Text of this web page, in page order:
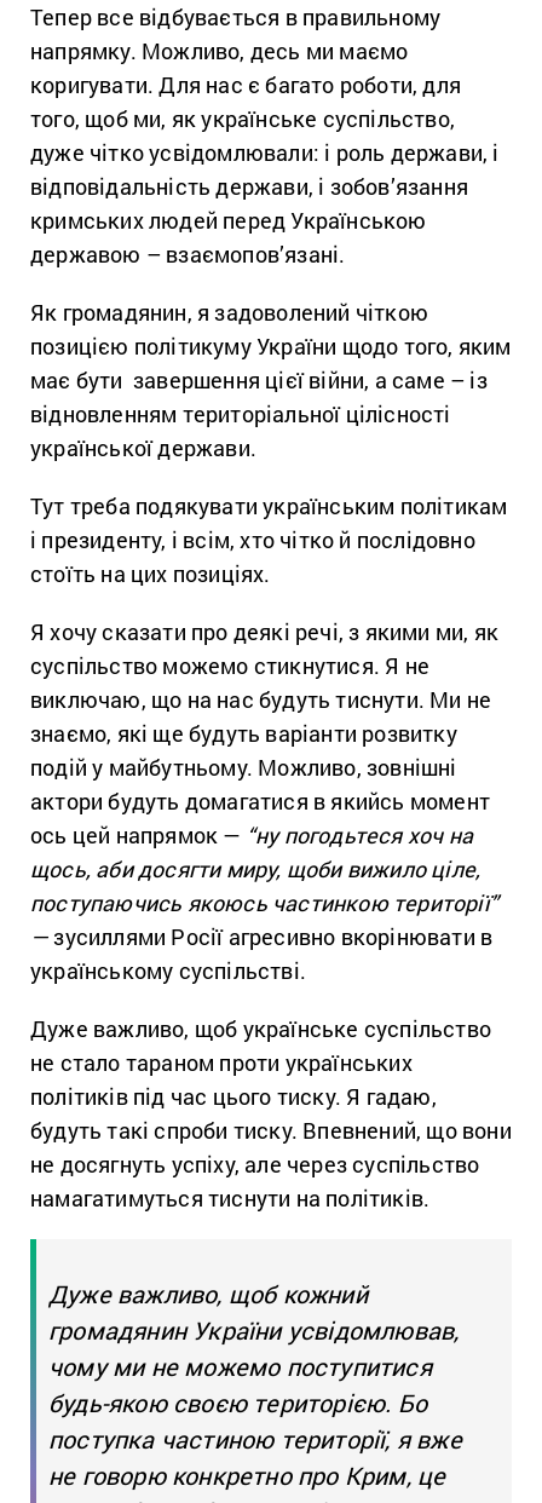
Тепер все відбувається в правильному
напрямку. Можливо, десь ми маємо
коригувати. Для нас є багато роботи, для
того, щоб ми, як українське суспільство,
дуже чітко усвідомлювали: і роль держави, і
відповідальність держави, і зобов’язання
кримських людей перед Українською
державою – взаємопов’язані.
Як громадянин, я задоволений чіткою
позицією політикуму України щодо того, яким
має бути завершення цієї війни, а саме – із
відновленням територіальної цілісності
української держави.
Тут треба подякувати українським політикам
і президенту, і всім, хто чітко й послідовно
стоїть на цих позиціях.
Я хочу сказати про деякі речі, з якими ми, як
суспільство можемо стикнутися. Я не
виключаю, що на нас будуть тиснути. Ми не
знаємо, які ще будуть варіанти розвитку
подій у майбутньому. Можливо, зовнішні
актори будуть домагатися в якийсь момент
ось цей напрямок — “ну погодьтеся хоч на
щось, аби досягти миру, щоби вижило ціле,
поступаючись якоюсь частинкою території”
—зусиллями Росії агресивно вкорінювати в
українському суспільстві.
Дуже важливо, щоб українське суспільство
не стало тараном проти українських
політиків під час цього тиску. Я гадаю,
будуть такі спроби тиску. Впевнений, що вони
не досягнуть успіху, але через суспільство
намагатимуться тиснути на політиків.
Дуже важливо, щоб кожний
громадянин України усвідомлював,
чому ми не можемо поступитися
будь-якою своєю територією. Бо
поступка частиною території, я вже
не говорю конкретно про Крим, це